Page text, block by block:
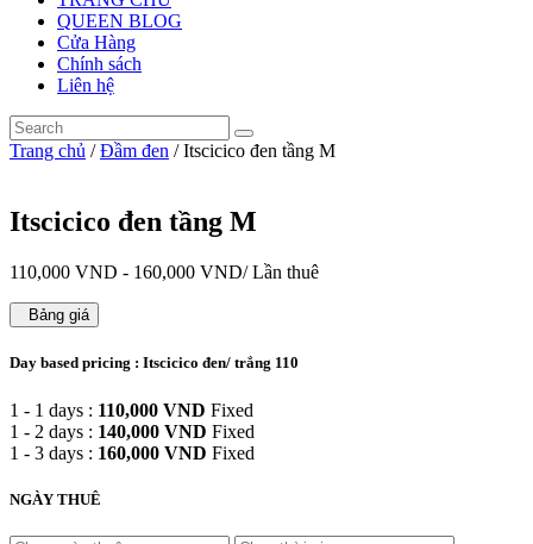
QUEEN BLOG
Cửa Hàng
Chính sách
Liên hệ
Trang chủ /Đầm đen / Itscicico đen tầng M
Itscicico đen tầng M
110,000 VND - 160,000 VND/ Lần thuê
Bảng giá
Day based pricing : Itscicico đen/ trắng 110
1 - 1 days : 110,000 VND Fixed
1 - 2 days : 140,000 VND Fixed
1 - 3 days : 160,000 VND Fixed
NGÀY THUÊ